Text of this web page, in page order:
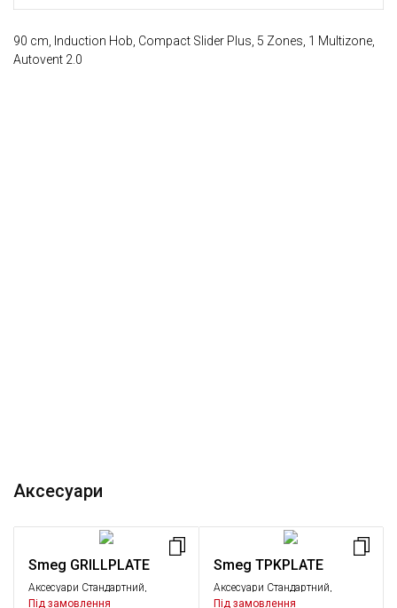
90 cm, Induction Hob, Compact Slider Plus, 5 Zones, 1 Multizone,
Autovent 2.0
Аксесуари
Smeg GRILLPLATE
Аксесуари Стандартний,
Аксесуари
Під замовлення
Smeg TPKPLATE
Аксесуари Стандартний,
Аксесуари
Під замовлення